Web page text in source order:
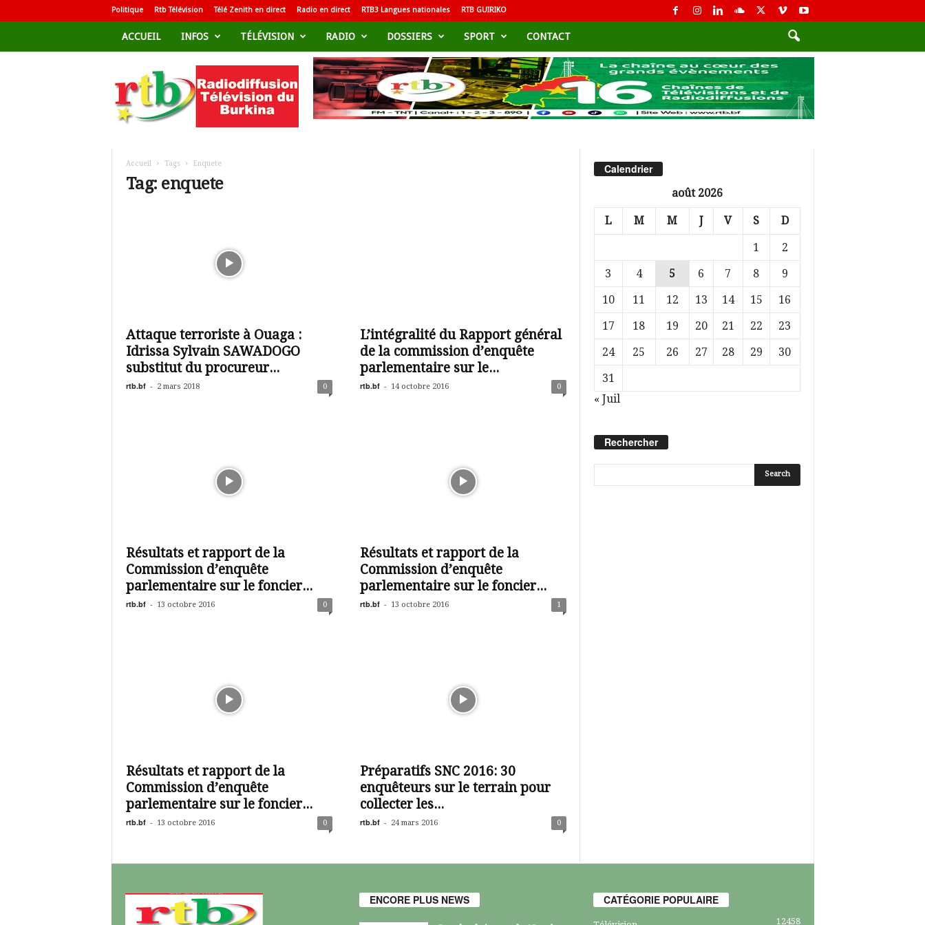
Politique Rtb Télévision Télé Zenith en direct Radio en direct RTB3 Langues nationales RTB GUIRIKO
ACCUEIL INFOS TÉLÉVISION RADIO DOSSIERS SPORT CONTACT
d
i
Accueil Tags Enquete
Tag: enquete
Attaque terroriste à Ouaga :
Idrissa Sylvain SAWADOGO
substitut du procureur...
rtb.bf - 2 mars 2018 0
L’intégralité du Rapport général
de la commission d’enquête
parlementaire sur le...
rtb.bf - 14 octobre 2016 0
Résultats et rapport de la
Commission d’enquête
parlementaire sur le foncier...
rtb.bf - 13 octobre 2016 0
Résultats et rapport de la
Commission d’enquête
parlementaire sur le foncier...
rtb.bf - 13 octobre 2016 1
Résultats et rapport de la
Commission d’enquête
parlementaire sur le foncier...
rtb.bf - 13 octobre 2016 0
Préparatifs SNC 2016: 30
enquêteurs sur le terrain pour
collecter les...
rtb.bf - 24 mars 2016 0
Calendrier
août 2026
L M M J V S D
1
2
3
4 5 6 7 8
9
10
11 12 13 14 15
16
17
18 19 20 21 22
23
24
25 26 27 28 29
30
31
« Juil
Rechercher
ENCORE PLUS NEWS CATÉGORIE POPULAIRE
12458